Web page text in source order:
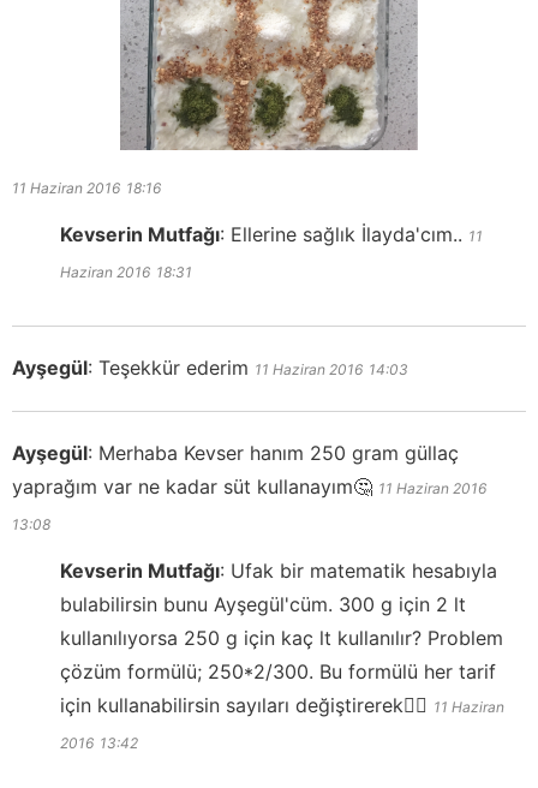
11 Haziran 2016 18:16
Kevserin Mutfağı: Ellerine sağlık İlayda'cım.. 11
Haziran 2016 18:31
Ayşegül: Teşekkür ederim 11 Haziran 2016 14:03
Ayşegül: Merhaba Kevser hanım 250 gram güllaç
yaprağım var ne kadar süt kullanayım🤔 11 Haziran 2016
13:08
Kevserin Mutfağı: Ufak bir matematik hesabıyla
bulabilirsin bunu Ayşegül'cüm. 300 g için 2 lt
kullanılıyorsa 250 g için kaç lt kullanılır? Problem
çözüm formülü; 250*2/300. Bu formülü her tarif
için kullanabilirsin sayıları değiştirerek👍🏻 11 Haziran
2016 13:42